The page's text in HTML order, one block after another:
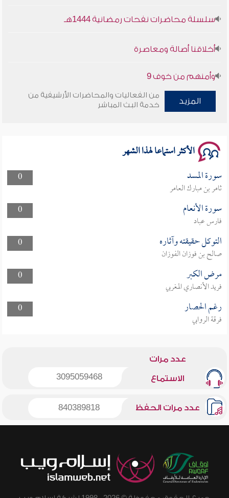
المزيد
من الفعاليات والمحاضرات الأرشيفية من
خدمة البث المباشر
الأكثر استماعا لهذا الشهر
0 سورة المسد
ثامر بن مبارك العامر
0
سورة الأنعام
فارس عباد
0
التوكل حقيقته وآثاره
صالح بن فوزان الفوزان
0
مرض الكبر
فريد الأنصاري المغربي
0
رغم الحصار
فرقة الروابي
عدد مرات
الاستماع 3095059468
عدد مرات الحفظ 840389818